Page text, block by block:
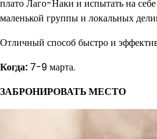
плато Лаго-Наки и испытать на
маленькой группы и локальных
Отличный способ быстро и
Когда: 7-9 марта.
ЗАБРОНИРОВАТЬ МЕСТО